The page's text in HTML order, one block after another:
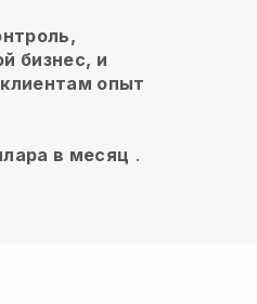
бизнес, и
опыт
в месяц .